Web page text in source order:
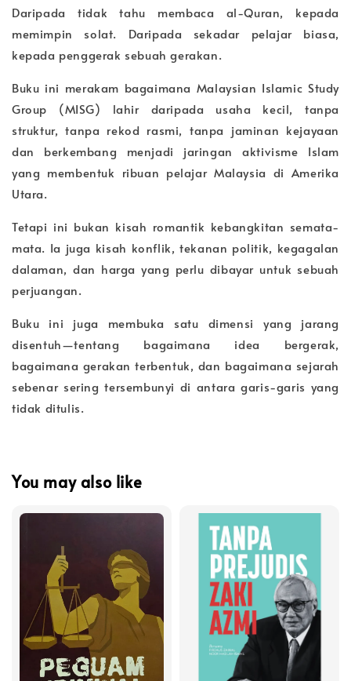
Daripada tidak tahu membaca al-Quran, kepada
memimpin solat. Daripada sekadar pelajar biasa,
kepada penggerak sebuah gerakan.
Buku ini merakam bagaimana Malaysian Islamic Study
Group (MISG) lahir daripada usaha kecil, tanpa
struktur, tanpa rekod rasmi, tanpa jaminan kejayaan
dan berkembang menjadi jaringan aktivisme Islam
yang membentuk ribuan pelajar Malaysia di Amerika
Utara.
Tetapi ini bukan kisah romantik kebangkitan semata-
mata. Ia juga kisah konflik, tekanan politik, kegagalan
dalaman, dan harga yang perlu dibayar untuk sebuah
perjuangan.
Buku ini juga membuka satu dimensi yang jarang
disentuh—tentang bagaimana idea bergerak,
bagaimana gerakan terbentuk, dan bagaimana sejarah
sebenar sering tersembunyi di antara garis-garis yang
tidak ditulis.
You may also like